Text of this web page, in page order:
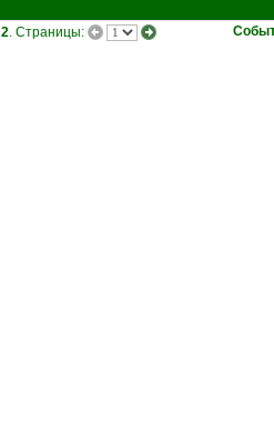
2. Страницы: